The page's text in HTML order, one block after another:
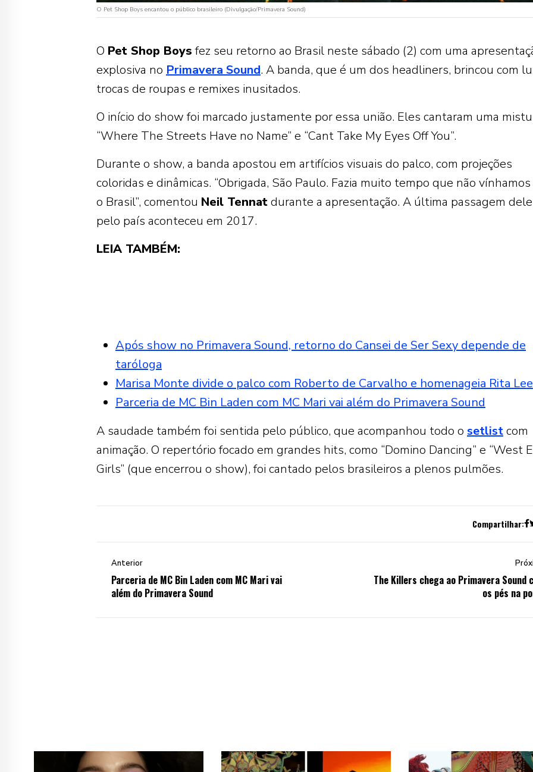
O Pet Shop Boys encantou o público brasileiro (Divulgação/Primavera Sound)
O Pet Shop Boysfez seu retorno ao Brasil neste sábado (2) com uma
explosiva no Primavera Sound. A banda, que é um dos headliners, brincou com
trocas de roupas e remixes inusitados.
O início do show foi marcado justamente por essa união. Eles cantaram uma
“Where The Streets Have no Name” e “Cant Take My Eyes Off You”.
Durante o show, a banda apostou em artifícios visuais do palco, com projeções
coloridas e dinâmicas. “Obrigada, São Paulo. Fazia muito tempo que não vínhamos
o Brasil”, comentou Neil Tennatdurante a apresentação. A última passagem
pelo país aconteceu em 2017.
LEIA TAMBÉM:
Após show no Primavera Sound, retorno do Cansei de Ser Sexy depende de
taróloga
Marisa Monte divide o palco com Roberto de Carvalho e homenageia Rita Lee
Parceria de MC Bin Laden com MC Mari vai além do Primavera Sound
A saudade também foi sentida pelo público, que acompanhou todo o setlistcom
animação. O repertório focado em grandes hits, como “Domino Dancing” e “West
Girls” (que encerrou o show), foi cantado pelos brasileiros a plenos pulmões.
Compartilhar:
Anterior
Parceria de MC Bin Laden com MC Mari vai
além do Primavera Sound
The Killers chega ao Primavera Sound
os pés na